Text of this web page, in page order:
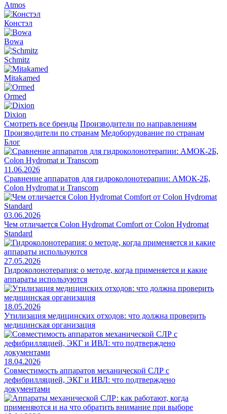
Atmos
Констэл
Bowa
Schmitz
Mitakamed
Ormed
Dixion
Смотреть все бренды Производители по направлениям
Производители по странам Медоборудование по странам
Блог
11.06.2026
Сравнение аппаратов для гидроколонотерапии: АМОК-2Б,
Colon Hydromat и Transcom
03.06.2026
Чем отличается Colon Hydromat Comfort от Colon Hydromat
Standard
27.05.2026
Гидроколонотерапия: о методе, когда применяется и какие
аппараты используются
18.05.2026
Утилизация медицинских отходов: что должна проверить
медицинская организация
18.04.2026
Совместимость аппаратов механической СЛР с
дефибрилляцией, ЭКГ и ИВЛ: что подтверждено
документами